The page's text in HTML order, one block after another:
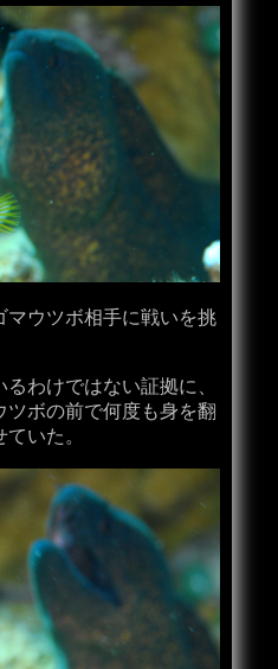
ウツボ相手に戦いを挑
わけではない証拠に、
ツボの前で何度も身を翻
いた。